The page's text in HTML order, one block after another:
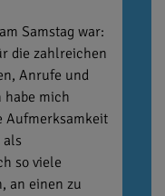
Samstag war:
die zahlreichen
Anrufe und
habe mich
Aufmerksamkeit
als
so viele
an einen zu